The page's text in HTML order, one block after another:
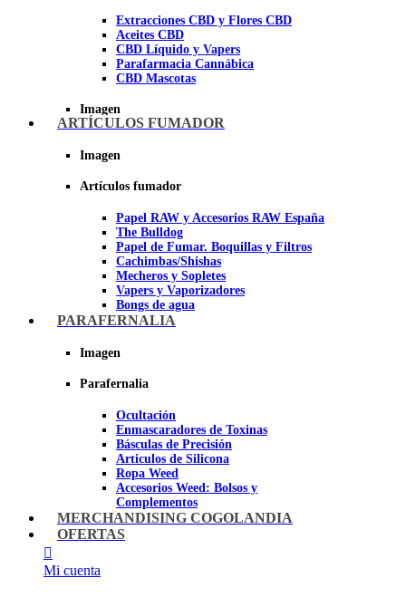
Extracciones CBD y Flores CBD
Aceites CBD
CBD Líquido y Vapers
Parafarmacia Cannábica
CBD Mascotas
Imagen
ARTÍCULOS FUMADOR
Imagen
Artículos fumador
Papel RAW y Accesorios RAW España
The Bulldog
Papel de Fumar. Boquillas y Filtros
Cachimbas/Shishas
Mecheros y Sopletes
Vapers y Vaporizadores
Bongs de agua
Bandejas para liar
Ceniceros para Fumadores
Pipas BHO
Dabbers
Imagen
PARAFERNALIA
Imagen
Parafernalia
Ocultación
Enmascaradores de Toxinas
Básculas de Precisión
Articulos de Silicona
Ropa Weed
Accesorios Weed: Bolsos y
Complementos
Cannabuds
Inciensos
MERCHANDISING COGOLANDIA
OFERTAS
Mi cuenta